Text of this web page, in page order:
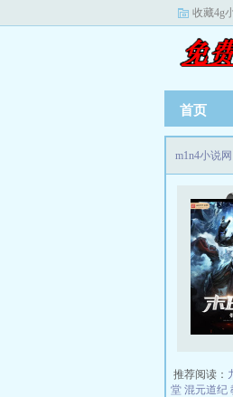
收藏4g
首页
m1n4小说网
推荐阅读：
堂 混元道纪